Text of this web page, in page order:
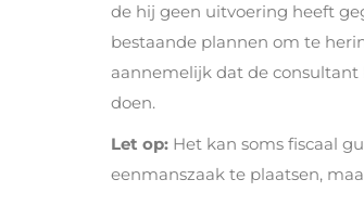
de hij geen uitvoering heeft
bestaande plannen om te
aannemelijk dat de
doen.
Let op: Het kan soms fiscaal
eenmanszaak te plaatsen,